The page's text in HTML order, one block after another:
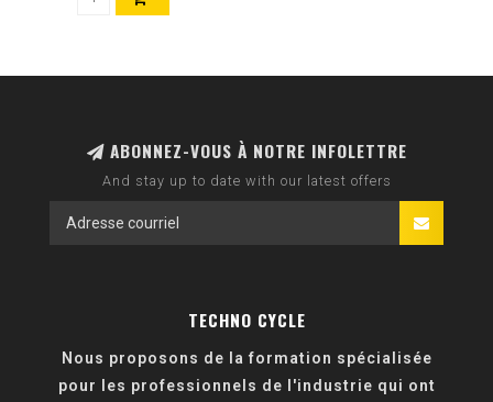
ABONNEZ-VOUS À NOTRE INFOLETTRE
And stay up to date with our latest offers
TECHNO CYCLE
Nous proposons de la formation spécialisée
pour les professionnels de l'industrie qui ont